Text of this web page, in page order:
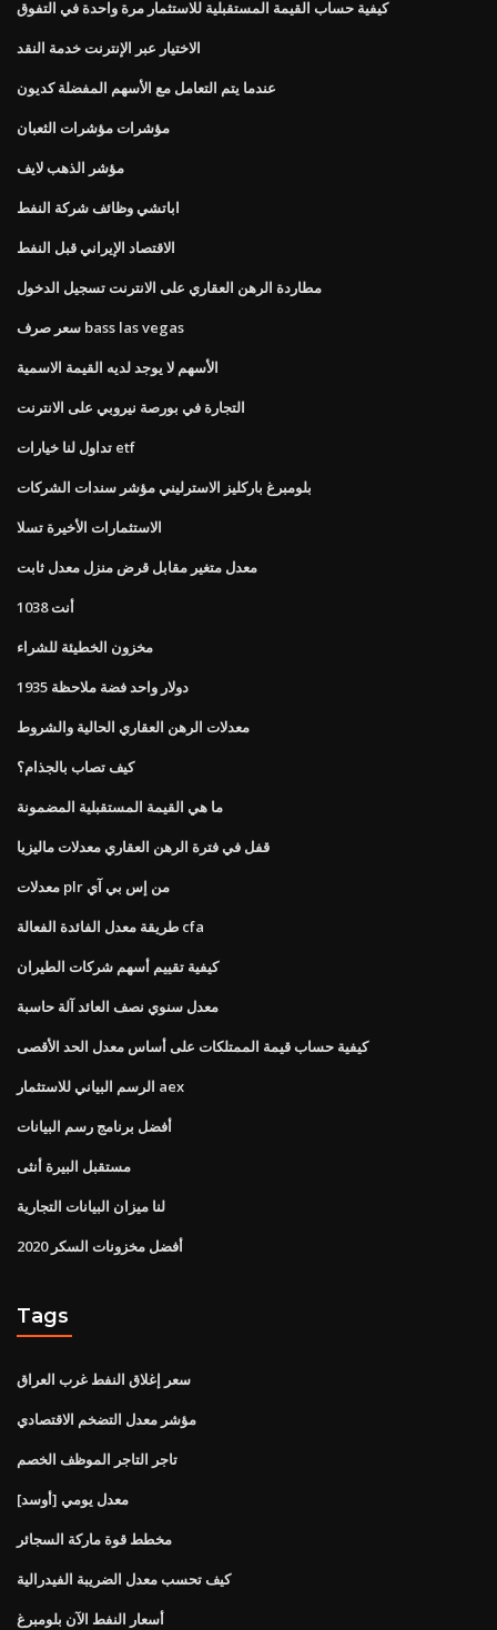
كيفية حساب القيمة المستقبلية للاستثمار مرة واحدة في التفوق
الاختيار عبر الإنترنت خدمة النقد
عندما يتم التعامل مع الأسهم المفضلة كديون
مؤشرات مؤشرات الثعبان
مؤشر الذهب لايف
اباتشي وظائف شركة النفط
الاقتصاد الإيراني قبل النفط
مطاردة الرهن العقاري على الانترنت تسجيل الدخول
سعر صرف bass las vegas
الأسهم لا يوجد لديه القيمة الاسمية
التجارة في بورصة نيروبي على الانترنت
تداول لنا خيارات etf
بلومبرغ باركليز الاسترليني مؤشر سندات الشركات
الاستثمارات الأخيرة تسلا
معدل متغير مقابل قرض منزل معدل ثابت
أنت 1038
مخزون الخطيئة للشراء
دولار واحد فضة ملاحظة 1935
معدلات الرهن العقاري الحالية والشروط
كيف تصاب بالجذام؟
ما هي القيمة المستقبلية المضمونة
قفل في فترة الرهن العقاري معدلات ماليزيا
معدلات plr من إس بي آي
طريقة معدل الفائدة الفعالة cfa
كيفية تقييم أسهم شركات الطيران
معدل سنوي نصف العائد آلة حاسبة
كيفية حساب قيمة الممتلكات على أساس معدل الحد الأقصى
الرسم البياني للاستثمار aex
أفضل برنامج رسم البيانات
مستقبل البيرة أنثى
لنا ميزان البيانات التجارية
أفضل مخزونات السكر 2020
Tags
سعر إغلاق النفط غرب العراق
مؤشر معدل التضخم الاقتصادي
تاجر التاجر الموظف الخصم
معدل يومي [أوسد]
مخطط قوة ماركة السجائر
كيف تحسب معدل الضريبة الفيدرالية
أسعار النفط الآن بلومبرغ